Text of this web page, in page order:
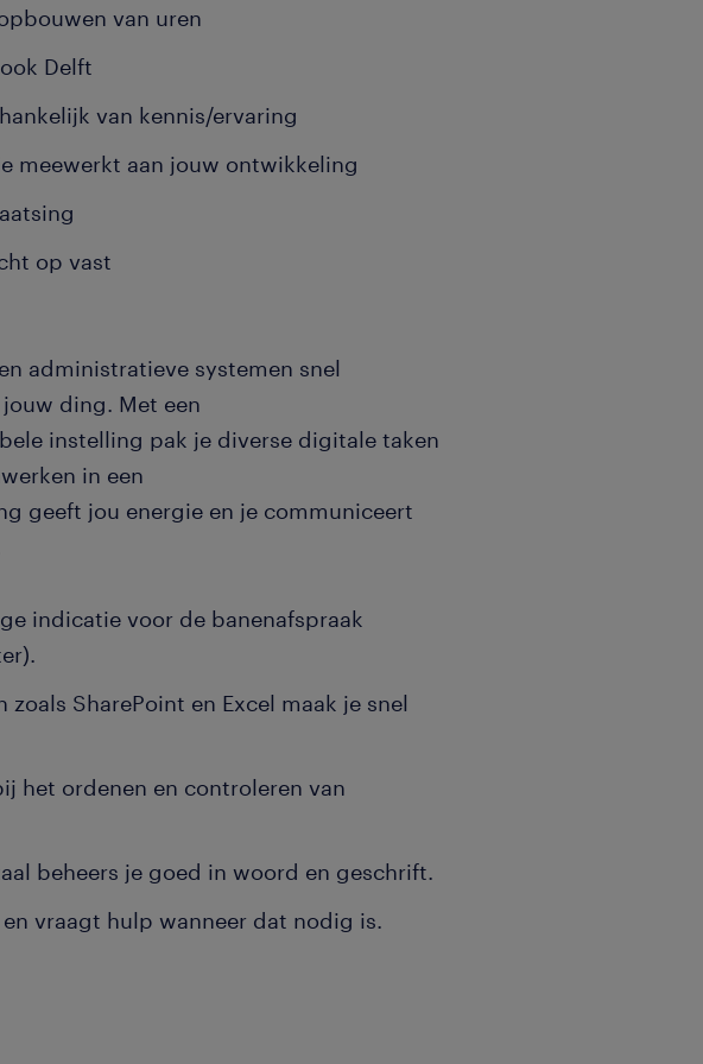
van uren
Delft
van kennis/ervaring
meewerkt aan jouw ontwikkeling
op vast
administratieve systemen snel
ding. Met een
instelling pak je diverse digitale taken
in een
geeft jou energie en je communiceert
indicatie voor de banenafspraak
zoals SharePoint en Excel maak je snel
het ordenen en controleren van
beheers je goed in woord en geschrift.
vraagt hulp wanneer dat nodig is.
een vlekkeloze voorbereiding van